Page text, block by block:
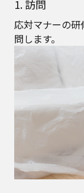
1. 訪問
応対マナーの
問します。